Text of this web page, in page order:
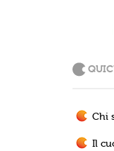
Chi
Il